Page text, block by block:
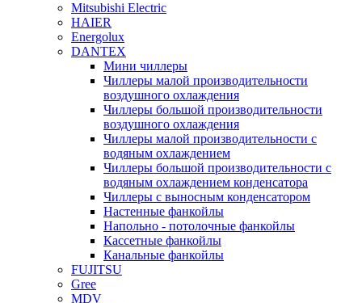
Mitsubishi Electric
HAIER
Energolux
DANTEX
Мини чиллеры
Чиллеры малой производительности
воздушного охлаждения
Чиллеры большой производительности
воздушного охлаждения
Чиллеры малой производительности с
водяным охлаждением
Чиллеры большой производительности с
водяным охлаждением конденсатора
Чиллеры с выносным конденсатором
Настенные фанкойлы
Напольно - потолочные фанкойлы
Кассетные фанкойлы
Канальные фанкойлы
FUJITSU
Gree
MDV